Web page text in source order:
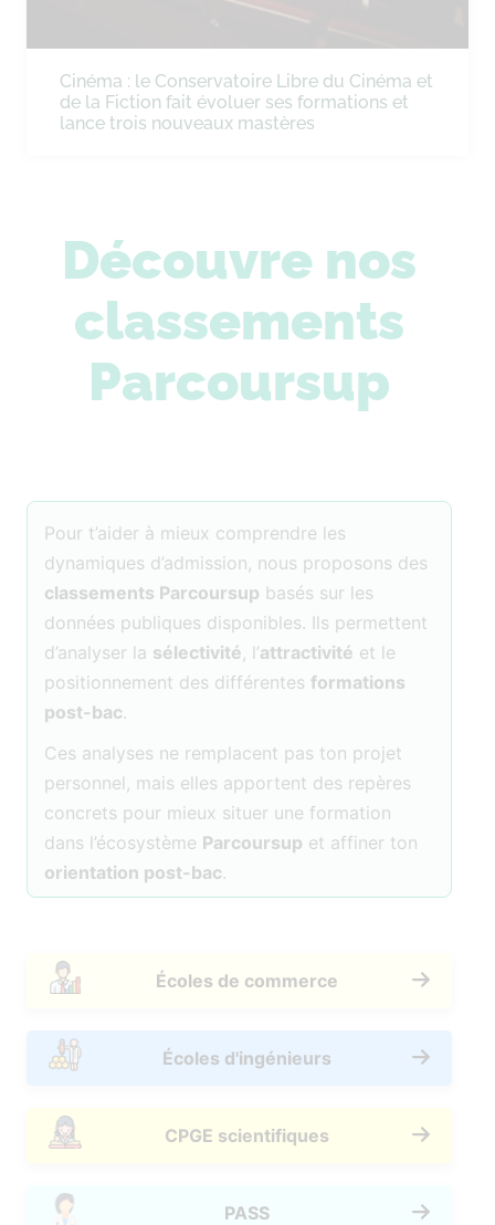
Cinéma : le Conservatoire Libre du Cinéma et
de la Fiction fait évoluer ses formations et
lance trois nouveaux mastères
Découvre nos
classements
Parcoursup
Pour t’aider à mieux comprendre les
dynamiques d’admission, nous proposons des
classements Parcoursup basés sur les
données publiques disponibles. Ils permettent
d’analyser la sélectivité, l’attractivité et le
positionnement des différentes formations
post-bac.
Ces analyses ne remplacent pas ton projet
personnel, mais elles apportent des repères
concrets pour mieux situer une formation
dans l’écosystème Parcoursup et affiner ton
orientation post-bac.
Écoles de commerce
Écoles d'ingénieurs
CPGE scientifiques
PASS